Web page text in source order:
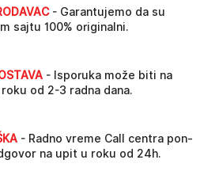
- Garantujemo da su
sajtu 100% originalni.
- Isporuka može biti na
od 2-3 radna dana.
- Radno vreme Call centra pon-
na upit u roku od 24h.